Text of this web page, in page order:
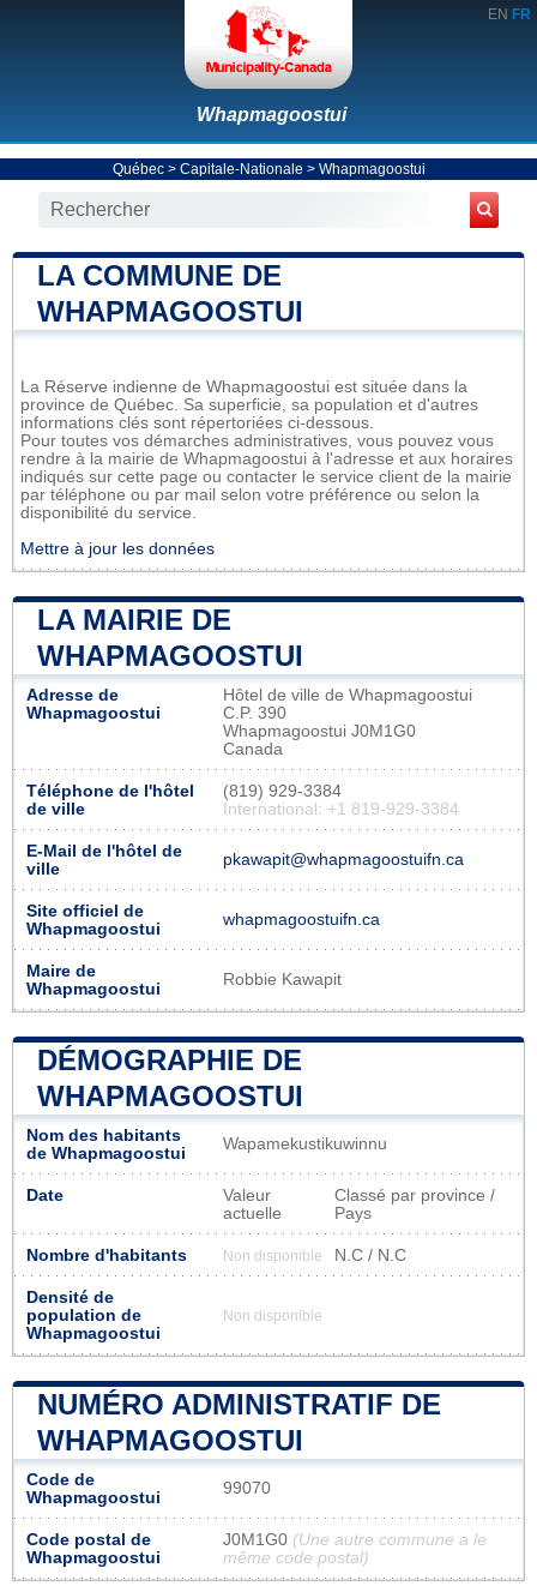
EN FR
Whapmagoostui
Québec> Capitale-Nationale > Whapmagoostui
LA COMMUNE DE
WHAPMAGOOSTUI
La Réserve indienne de Whapmagoostui est située dans la
province de Québec. Sa superficie, sa population et d'autres
informations clés sont répertoriées ci-dessous.
Pour toutes vos démarches administratives, vous pouvez vous
rendre à la mairie de Whapmagoostui à l'adresse et aux horaires
indiqués sur cette page ou contacter le service client de la mairie
par téléphone ou par mail selon votre préférence ou selon la
disponibilité du service.
Mettre à jour les données
LA MAIRIE DE
WHAPMAGOOSTUI
Adresse de
Whapmagoostui
Hôtel de ville de Whapmagoostui
C.P. 390
Whapmagoostui J0M1G0
Canada
Téléphone de l'hôtel
de ville
(819) 929-3384
International: +1 819-929-3384
E-Mail de l'hôtel de
ville
pkawapit@whapmagoostuifn.ca
Site officiel de
Whapmagoostui
whapmagoostuifn.ca
Maire de
Whapmagoostui
Robbie Kawapit
DÉMOGRAPHIE DE
WHAPMAGOOSTUI
Nom des habitants
de Whapmagoostui
Wapamekustikuwinnu
Date
Valeur
actuelle
Classé par province /
Pays
Nombre d'habitants Non disponible N.C / N.C
Densité de
population de
Whapmagoostui
Non disponible
NUMÉRO ADMINISTRATIF DE
WHAPMAGOOSTUI
Code de
Whapmagoostui
99070
Code postal de
Whapmagoostui
J0M1G0 (Une autre commune a le
même code postal)